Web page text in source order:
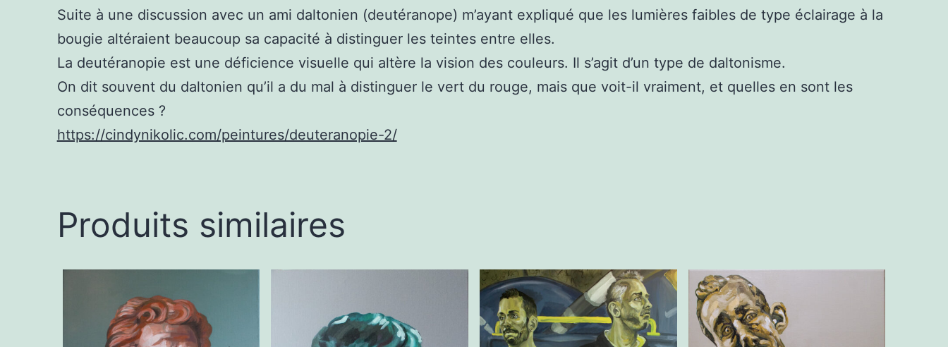
Suite à une discussion avec un ami daltonien (deutéranope) m’ayant expliqué que les lumières faibles de type éclairage à la
bougie altéraient beaucoup sa capacité à distinguer les teintes entre elles.
La deutéranopie est une déficience visuelle qui altère la vision des couleurs. Il s’agit d’un type de daltonisme.
On dit souvent du daltonien qu’il a du mal à distinguer le vert du rouge, mais que voit-il vraiment, et quelles en sont les
conséquences ?
https://cindynikolic.com/peintures/deuteranopie-2/
Produits similaires